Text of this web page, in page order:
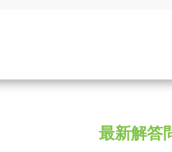
最新解答